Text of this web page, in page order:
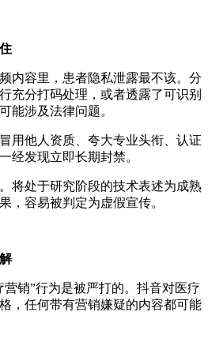
内容里，患者隐私泄露最不该。分
充分打码处理，或者透露了可识别
能涉及法律问题。
用他人资质、夸大专业头衔、认证
经发现立即长期封禁。
将处于研究阶段的技术表述为成熟
，容易被判定为虚假宣传。
营销”行为是被严打的。抖音对医疗
，任何带有营销嫌疑的内容都可能